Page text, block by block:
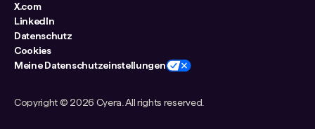
Copyright © 2026 Cyera. All rights reserved.
X.com
LinkedIn
Datenschutz
Cookies
Meine Datenschutzeinstellungen